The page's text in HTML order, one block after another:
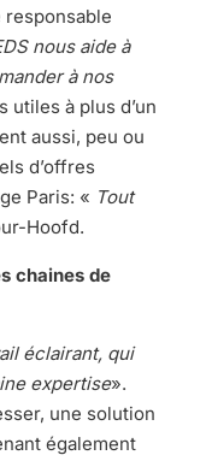
nous aide à
à nos
utiles à plus d’un
aussi, peu ou
d’offres
Paris: « Tout
Hoofd.
chaines de
éclairant, qui
expertise».
une solution
également